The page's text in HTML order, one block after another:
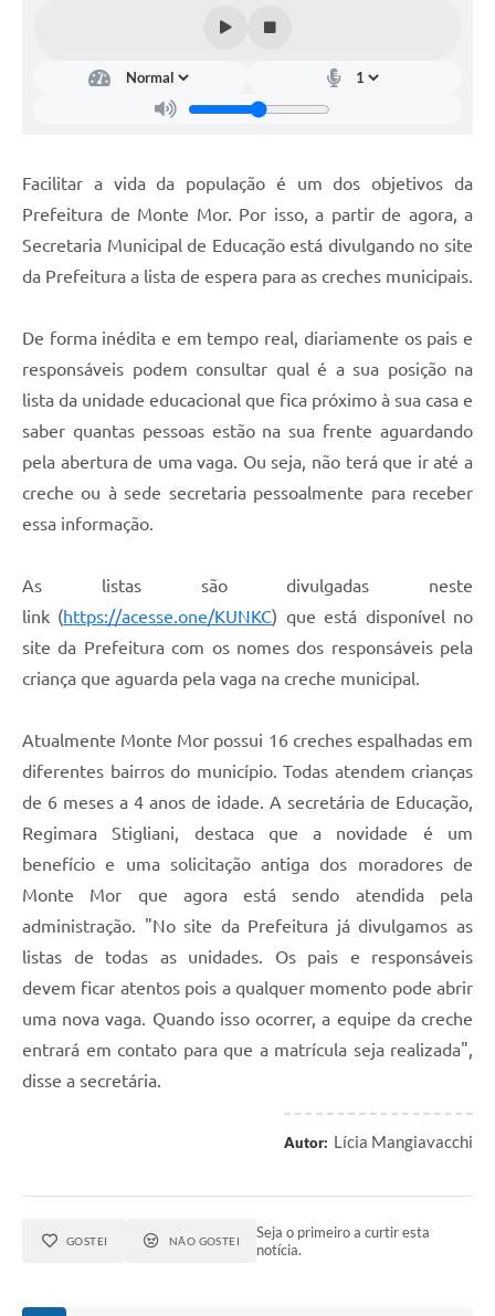
SIC
Facilitar a vida da população é um dos objetivos da
Prefeitura de Monte Mor. Por isso, a partir de agora, a
Secretaria Municipal de Educação está divulgando no site
da Prefeitura a lista de espera para as creches municipais.
De forma inédita e em tempo real, diariamente os pais e
responsáveis podem consultar qual é a sua posição na
lista da unidade educacional que fica próximo à sua casa e
saber quantas pessoas estão na sua frente aguardando
pela abertura de uma vaga. Ou seja, não terá que ir até a
creche ou à sede secretaria pessoalmente para receber
essa informação.
As listas são divulgadas neste
link (https://acesse.one/KUNKC) que está disponível no
site da Prefeitura com os nomes dos responsáveis pela
criança que aguarda pela vaga na creche municipal.
Atualmente Monte Mor possui 16 creches espalhadas em
diferentes bairros do município. Todas atendem crianças
de 6 meses a 4 anos de idade. A secretária de Educação,
Regimara Stigliani, destaca que a novidade é um
benefício e uma solicitação antiga dos moradores de
Monte Mor que agora está sendo atendida pela
administração. "No site da Prefeitura já divulgamos as
listas de todas as unidades. Os pais e responsáveis
devem ficar atentos pois a qualquer momento pode abrir
uma nova vaga. Quando isso ocorrer, a equipe da creche
entrará em contato para que a matrícula seja realizada",
disse a secretária.
Autor: Lícia Mangiavacchi
GOSTEI NÃO GOSTEI
Seja o primeiro a curtir esta
notícia.